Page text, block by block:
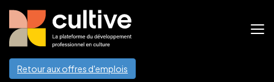
Retour aux offres d'emplois